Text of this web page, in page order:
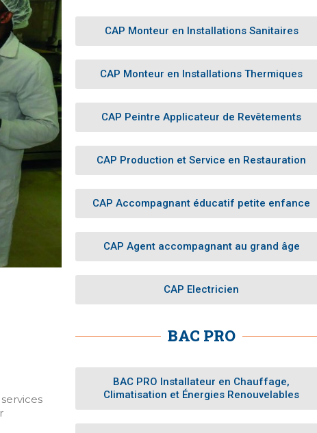
CAP Monteur en Installations Sanitaires
CAP Monteur en Installations Thermiques
CAP Peintre Applicateur de Revêtements
CAP Production et Service en Restauration
CAP Accompagnant éducatif petite enfance
CAP Agent accompagnant au grand âge
CAP Electricien
BAC PRO
BAC PRO Installateur en Chauffage,
Climatisation et Énergies Renouvelables